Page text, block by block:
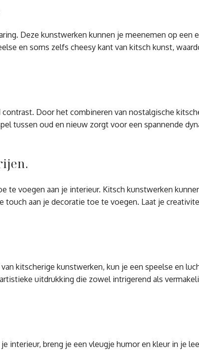
Deze kunstwerken kunnen je meenemen op een
en soms zelfs cheesy kant van kitsch kunst,
Door het combineren van nostalgische
tussen oud en nieuw zorgt voor een spannende
voegen aan je interieur. Kitsch kunstwerken
aan je decoratie toe te voegen. Laat je
kitscherige kunstwerken, kun je een speelse en
uitdrukking die zowel intrigerend als
interieur, breng je een vleugje humor en kleur in je